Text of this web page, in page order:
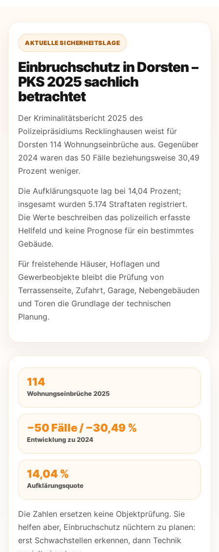
AKTUELLE SICHERHEITSLAGE
Einbruchschutz in Dorsten –
PKS 2025 sachlich
betrachtet
Der Kriminalitätsbericht 2025 des
Polizeipräsidiums Recklinghausen weist für
Dorsten 114 Wohnungseinbrüche aus. Gegenüber
2024 waren das 50 Fälle beziehungsweise 30,49
Prozent weniger.
Die Aufklärungsquote lag bei 14,04 Prozent;
insgesamt wurden 5.174 Straftaten registriert.
Die Werte beschreiben das polizeilich erfasste
Hellfeld und keine Prognose für ein bestimmtes
Gebäude.
Für freistehende Häuser, Hoflagen und
Gewerbeobjekte bleibt die Prüfung von
Terrassenseite, Zufahrt, Garage, Nebengebäuden
und Toren die Grundlage der technischen
Planung.
114
Wohnungseinbrüche 2025
−50 Fälle / −30,49 %
Entwicklung zu 2024
14,04 %
Aufklärungsquote
Die Zahlen ersetzen keine Objektprüfung. Sie
helfen aber, Einbruchschutz nüchtern zu planen:
erst Schwachstellen erkennen, dann Technik